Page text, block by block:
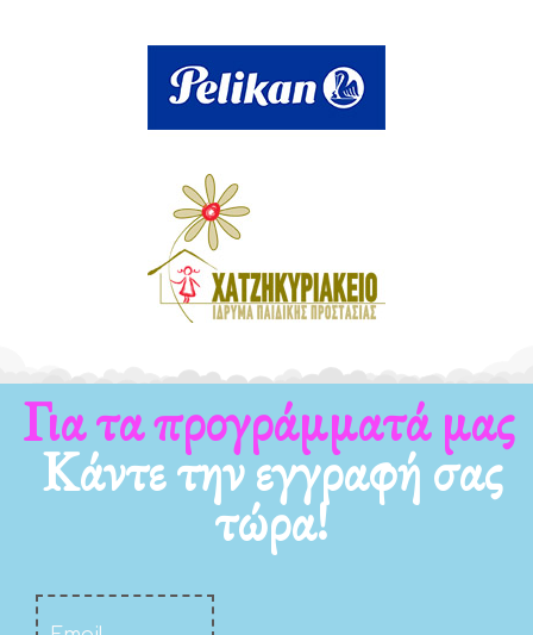
Για τα προγράμματά μας
Κάντε την εγγραφή σας
τώρα!